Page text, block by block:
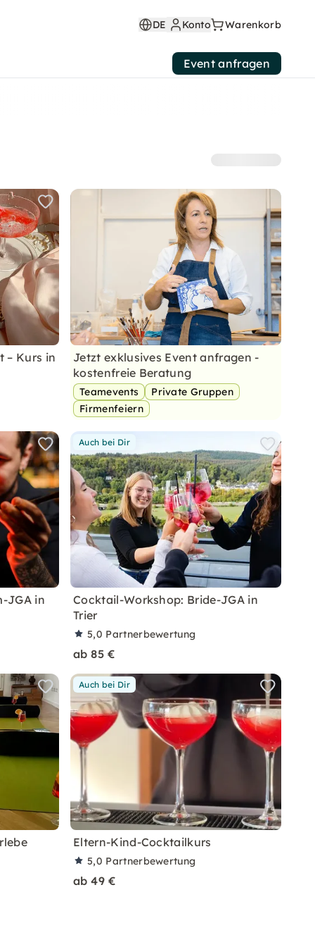
– Kurs in
Jetzt exklusives Event anfragen -
kostenfreie Beratung
Teamevents
Private Gruppen
Firmenfeiern
JGA in
Auch bei Dir
Cocktail-Workshop: Bride-JGA in
Trier
5,0 Partnerbewertung
ab 85 €
Auch bei Dir
Eltern-Kind-Cocktailkurs
5,0 Partnerbewertung
ab 49 €
DE Konto Warenkorb
Event anfragen